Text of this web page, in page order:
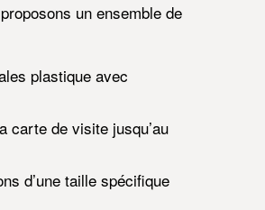
un ensemble de
plastique avec
de visite jusqu’au
d’une taille spécifique